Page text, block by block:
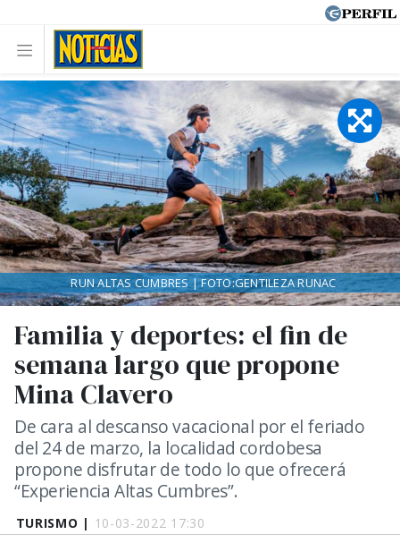
TURISMO | 10-03-2022 17:30
Familia y deportes: el fin de
semana largo que propone
Mina Clavero
De cara al descanso vacacional por el feriado
del 24 de marzo, la localidad cordobesa
propone disfrutar de todo lo que ofrecerá
“Experiencia Altas Cumbres”.
RUN ALTAS CUMBRES | FOTO:GENTILEZA RUNAC